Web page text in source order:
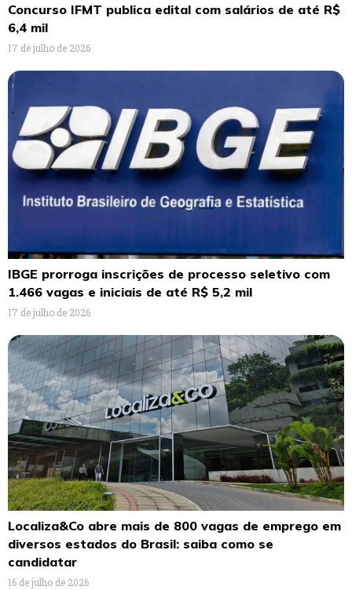
Concurso IFMT publica edital com salários de até R$
6,4 mil
17 de julho de 2026
IBGE prorroga inscrições de processo seletivo com
1.466 vagas e iniciais de até R$ 5,2 mil
17 de julho de 2026
Localiza&Co abre mais de 800 vagas de emprego em
diversos estados do Brasil: saiba como se
candidatar
16 de julho de 2026